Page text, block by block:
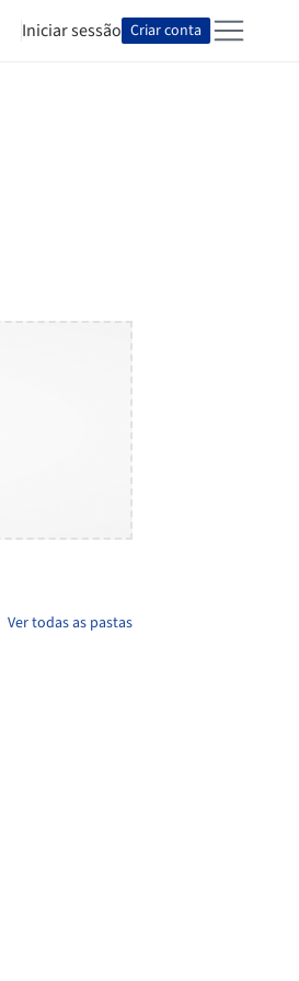
Iniciar sessão Criar conta
Ver todas as pastas